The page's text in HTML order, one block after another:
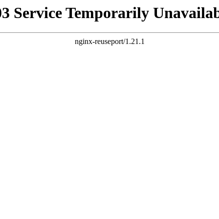
Service Temporarily
nginx-reuseport/1.21.1